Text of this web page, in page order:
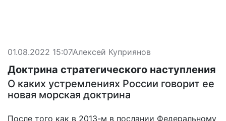
01.08.2022 15:07Алексей Куприянов
Доктрина стратегического наступления
О каких устремлениях России говорит ее
новая морская доктрина
После того как в 2013-м в послании Федеральному